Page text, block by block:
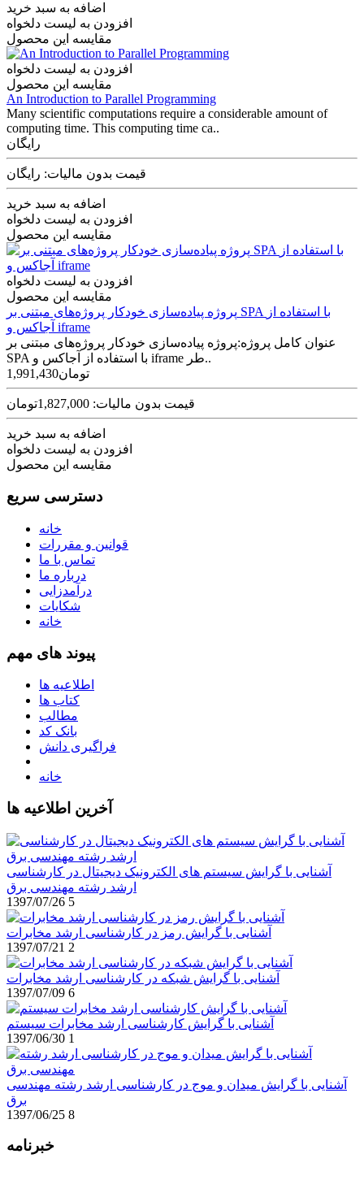
اضافه به سبد خرید
افزودن به لیست دلخواه
مقایسه این محصول
افزودن به لیست دلخواه
مقایسه این محصول
An Introduction to Parallel Programming
Many scientific computations require a considerable amount of
computing time. This computing time ca..
رایگان
قیمت بدون مالیات: رایگان
اضافه به سبد خرید
افزودن به لیست دلخواه
مقایسه این محصول
افزودن به لیست دلخواه
مقایسه این محصول
پروژه پیاده‌سازی خودکار پروژه‌های مبتنی بر SPA با استفاده از
آجاکس و iframe
عنوان کامل پروژه:پروژه پیاده‌سازی خودکار پروژه‌های مبتنی بر
SPA با استفاده از آجاکس و iframe طر..
1,991,430تومان
قیمت بدون مالیات: 1,827,000تومان
اضافه به سبد خرید
افزودن به لیست دلخواه
مقایسه این محصول
دسترسی سریع
خانه
قوانین و مقررات
تماس با ما
درباره ما
درآمدزایی
شکایات
خانه
پیوند های مهم
اطلاعیه ها
کتاب ها
مطالب
بانک کد
فراگیری دانش
خانه
آخرین اطلاعیه ها
آشنایی با گرایش سیستم های الکترونیک دیجیتال در کارشناسی
ارشد رشته مهندسی برق
1397/07/26 5
آشنایی با گرایش رمز در کارشناسی ارشد مخابرات
1397/07/21 2
آشنایی با گرایش شبکه در کارشناسی ارشد مخابرات
1397/07/09 6
آشنایی با گرایش کارشناسی ارشد مخابرات سیستم
1397/06/30 1
آشنایی با گرایش میدان و موج در کارشناسی ارشد رشته مهندسی
برق
1397/06/25 8
خبرنامه